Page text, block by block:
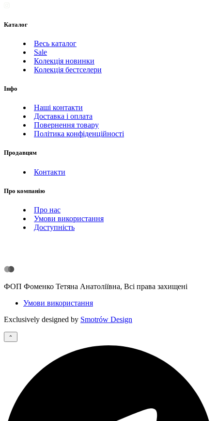
Каталог
Весь каталог
Sale
Колекція новинки
Колекція бестселери
Інфо
Наші контакти
Доставка і оплата
Повернення товару
Політика конфіденційності
Продавцям
Контакти
Про компанію
Про нас
Умови використання
Доступність
ФОП Фоменко Тетяна Анатоліївна, Всі права захищені
Умови використання
Exclusively designed by Smotrów Design